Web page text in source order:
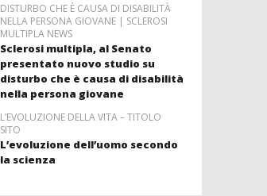
DISTURBO CHE È CAUSA DI DISABILITÀ
NELLA PERSONA GIOVANE | SCLEROSI
MULTIPLA NEWS
Sclerosi multipla, al Senato
presentato nuovo studio su
disturbo che è causa di disabilità
nella persona giovane
L’EVOLUZIONE DELLA VITA – TITOLO
SITO
L’evoluzione dell’uomo secondo
la scienza